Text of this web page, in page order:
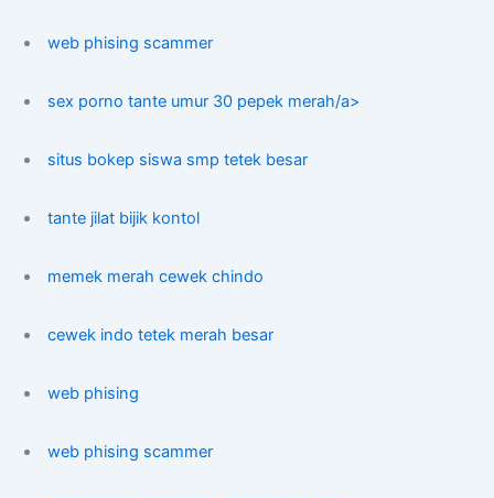
web phising scammer
sex porno tante umur 30 pepek merah/a>
situs bokep siswa smp tetek besar
tante jilat bijik kontol
memek merah cewek chindo
cewek indo tetek merah besar
web phising
web phising scammer